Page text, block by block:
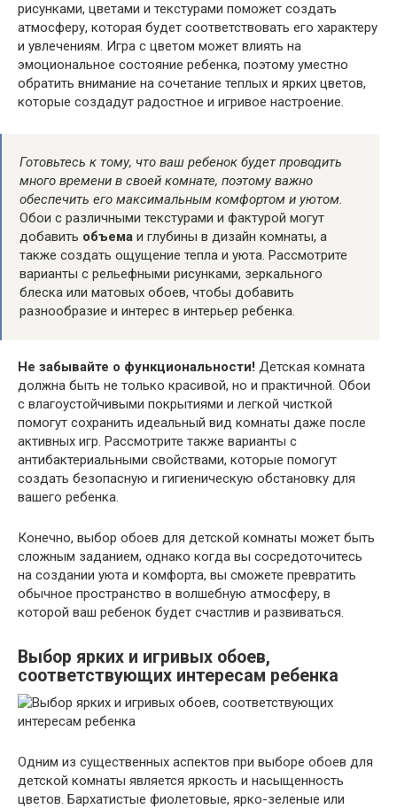
рисунками, цветами и текстурами поможет создать
атмосферу, которая будет соответствовать его характеру
и увлечениям. Игра с цветом может влиять на
эмоциональное состояние ребенка, поэтому уместно
обратить внимание на сочетание теплых и ярких цветов,
которые создадут радостное и игривое настроение.
Готовьтесь к тому, что ваш ребенок будет проводить
много времени в своей комнате, поэтому важно
обеспечить его максимальным комфортом и уютом.
Обои с различными текстурами и фактурой могут
добавить объема и глубины в дизайн комнаты, а
также создать ощущение тепла и уюта. Рассмотрите
варианты с рельефными рисунками, зеркального
блеска или матовых обоев, чтобы добавить
разнообразие и интерес в интерьер ребенка.
Не забывайте о функциональности! Детская комната
должна быть не только красивой, но и практичной. Обои
с влагоустойчивыми покрытиями и легкой чисткой
помогут сохранить идеальный вид комнаты даже после
активных игр. Рассмотрите также варианты с
антибактериальными свойствами, которые помогут
создать безопасную и гигиеническую обстановку для
вашего ребенка.
Конечно, выбор обоев для детской комнаты может быть
сложным заданием, однако когда вы сосредоточитесь
на создании уюта и комфорта, вы сможете превратить
обычное пространство в волшебную атмосферу, в
которой ваш ребенок будет счастлив и развиваться.
Выбор ярких и игривых обоев,
соответствующих интересам ребенка
Одним из существенных аспектов при выборе обоев для
детской комнаты является яркость и насыщенность
цветов. Бархатистые фиолетовые, ярко-зеленые или